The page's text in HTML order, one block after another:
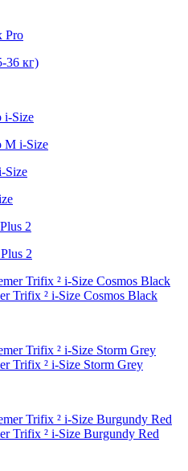
Pro
36 кг)
i-Size
M i-Size
Size
2
2
Trifix ² i-Size Cosmos Black
Trifix ² i-Size Storm Grey
Trifix ² i-Size Burgundy Red